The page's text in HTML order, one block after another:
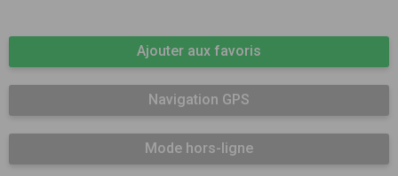
Ajouter aux favoris
Navigation GPS
Mode hors-ligne